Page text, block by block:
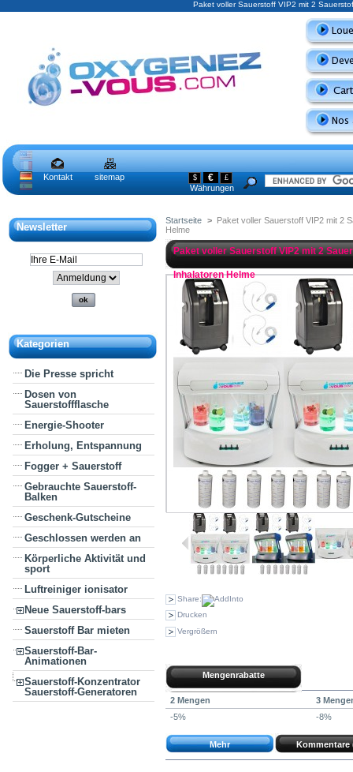
Paket voller Sauerstoff VIP2 mit 2
Kontakt sitemap $ € £
Währungen
Newsletter
Kategorien
Die Presse spricht
Dosen von
Sauerstoffflasche
Energie-Shooter
Erholung, Entspannung
Fogger + Sauerstoff
Gebrauchte Sauerstoff-
Balken
Geschenk-Gutscheine
Geschlossen werden an
Körperliche Aktivität und
sport
Luftreiniger ionisator
Neue Sauerstoff-bars
Sauerstoff Bar mieten
Sauerstoff-Bar-
Animationen
Sauerstoff-Konzentrator
Sauerstoff-Generatoren
Startseite >
Paket voller Sauerstoff VIP2 mit 2
Helme
Paket voller Sauerstoff VIP2 mit 2
Inhalatoren Helme
Share:
Drucken
Vergrößern
Mengenrabatte
2 Mengen
3
-5%
-8%
Mehr Kommentare